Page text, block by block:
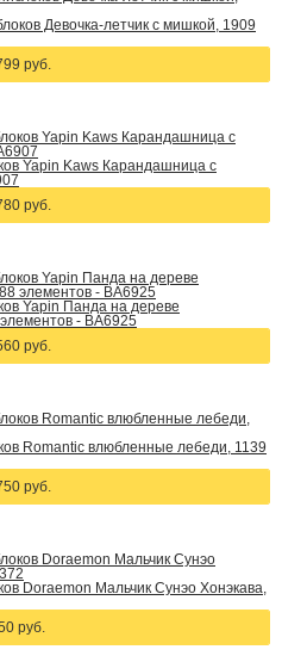
Девочка-летчик с мишкой, 1909
руб.
Yapin Kaws Карандашница с
руб.
Yapin Панда на дереве
- BA6925
руб.
Romantic влюбленные лебеди, 1139
руб.
Doraemon Мальчик Сунэо Хонэкава,
руб.